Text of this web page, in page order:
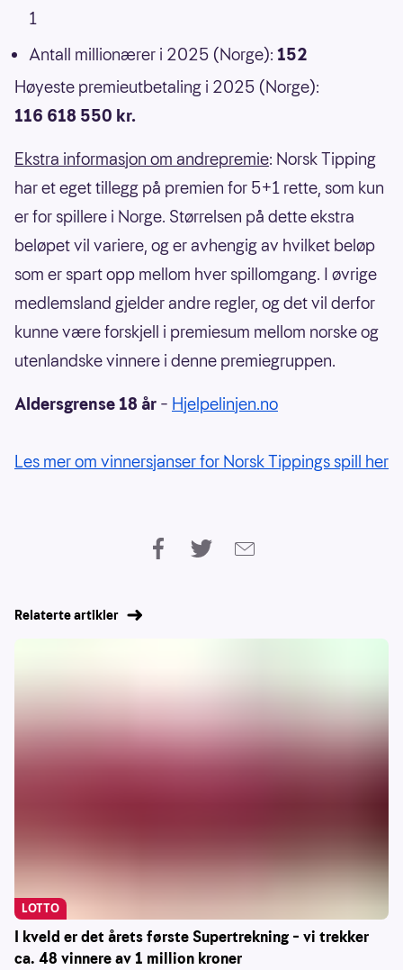
1
Antall millionærer i 2025 (Norge): 152
Høyeste premieutbetaling i 2025 (Norge):
116 618 550 kr.
Ekstra informasjon om andrepremie: Norsk Tipping
har et eget tillegg på premien for 5+1 rette, som kun
er for spillere i Norge. Størrelsen på dette ekstra
beløpet vil variere, og er avhengig av hvilket beløp
som er spart opp mellom hver spillomgang. I øvrige
medlemsland gjelder andre regler, og det vil derfor
kunne være forskjell i premiesum mellom norske og
utenlandske vinnere i denne premiegruppen.
Aldersgrense 18 år – Hjelpelinjen.no
Les mer om vinnersjanser for Norsk Tippings spill her
Relaterte artikler
I kveld er det årets første Supertrekning – vi trekker
ca. 48 vinnere av 1 million kroner
LOTTO